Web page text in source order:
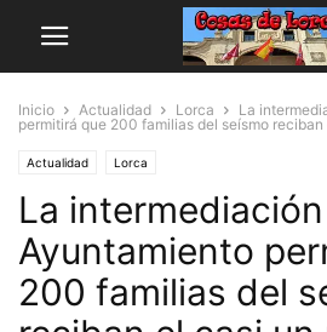
Inicio Actualidad Lorca
La
permitirá que 200 familias del seísmo reciban
Actualidad Lorca
La
Ayuntamiento
200 familias del